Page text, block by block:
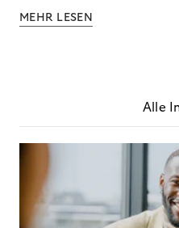
MEHR LESEN
Alle